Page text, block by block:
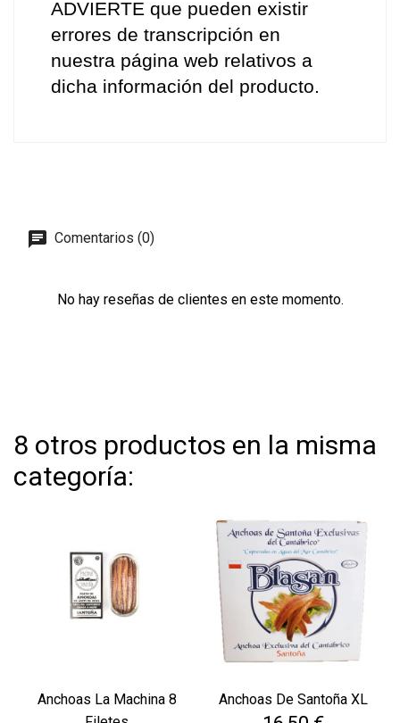
ADVIERTE que pueden existir
errores de transcripción en
nuestra página web relativos a
dicha información del producto.
Comentarios (0)
No hay reseñas de clientes en este momento.
8 otros productos en la misma
categoría:
Anchoas La Machina 8
Anchoas De Santoña XL